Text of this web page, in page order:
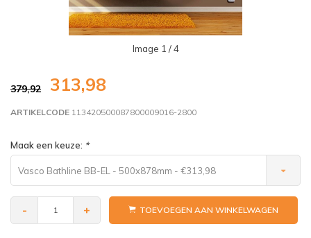
Image 1 / 4
379,92 313,98
ARTIKELCODE 113420500087800009016-2800
Maak een keuze: *
Vasco Bathline BB-EL - 500x878mm - €313,98
- + TOEVOEGEN AAN WINKELWAGEN